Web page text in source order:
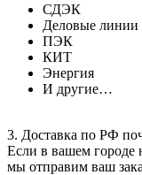
СДЭК
Деловые линии
ПЭК
КИТ
Энергия
И другие…
3. Доставка по РФ
Если в вашем городе
мы отправим ваш